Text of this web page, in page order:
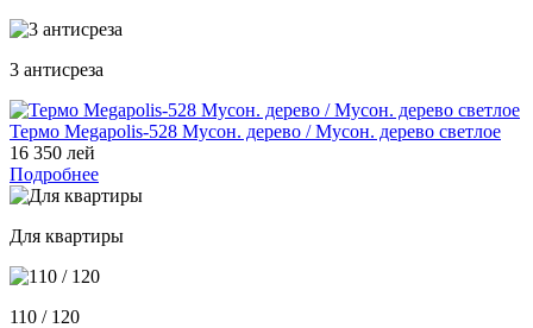
3 антисреза
Термо Megapolis-528 Мусон. дерево / Мусон. дерево светлое
16 350 лей
Подробнее
Для квартиры
110 / 120